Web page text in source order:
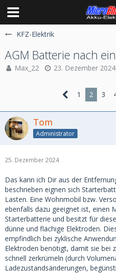
KFZ-Elektrik
AGM Batterie nach
Max_22 23. Dezember 2024
1 2 3
Tom
Administrator
25. Dezember 2024
Das kann ich Dir aus der
beschrieben eignen sich
Lasten. Eine Wohnmobil bzw.
ebenfalls dazu geeignet ist, einen
Starterbatterie und besitzt für
dünne und flächige Elektroden.
empfindlich bei zyklische
Elektroden benötigt, damit sie bei
schnell zerkrümeln (durch
Ladezustandsänderungen,